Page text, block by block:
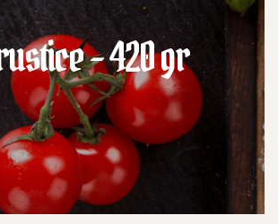
– 420 gr